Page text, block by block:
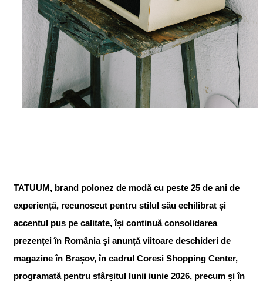
TATUUM, brand polonez de modă cu peste 25 de ani de
experiență, recunoscut pentru stilul său echilibrat și
accentul pus pe calitate, își continuă consolidarea
prezenței în România și anunță viitoare deschideri de
magazine în Brașov, în cadrul Coresi Shopping Center,
programată pentru sfârșitul lunii iunie 2026, precum și în